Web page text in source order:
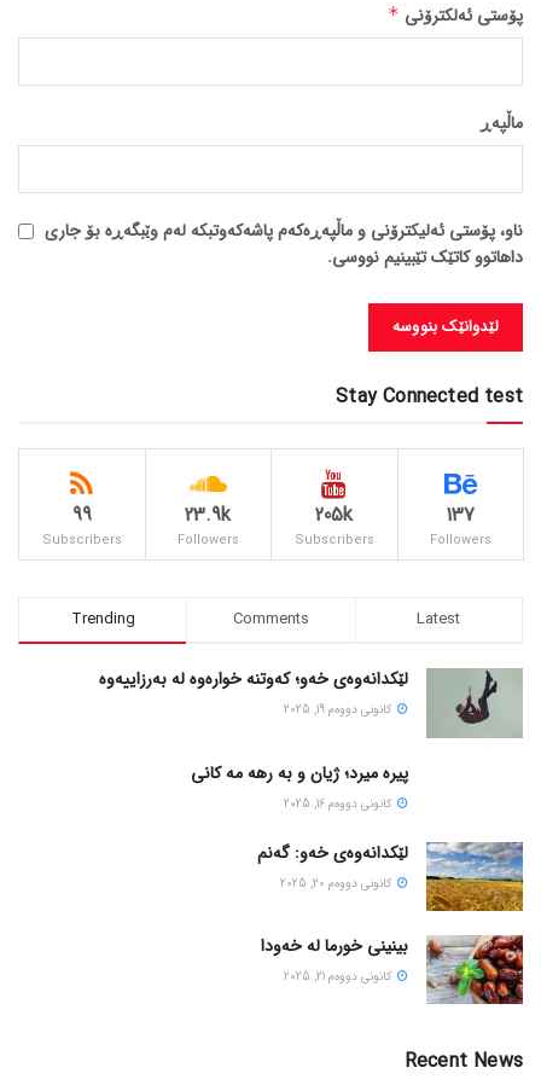
پۆستی ئەلکترۆنی *
ماڵپه‌ڕ
ناو، پۆستی ئەلیکترۆنی و ماڵپەڕەکەم پاشەکەوتبکە لەم وێبگەڕە بۆ جاری
داهاتوو کاتێک تێبینیم نووسی.
Stay Connected test
137
Followers
205k
Subscribers
23.9k
Followers
99
Subscribers
Trending Comments Latest
لێکدانەوەی خەو؛ کەوتنە خوارەوە لە بەرزاییەوە
كانونی دووه‌م 19, 2025
پیره میرد؛ ژیان و به رهه مه کانی
كانونی دووه‌م 16, 2025
لێکدانەوەی خەو: گەنم
كانونی دووه‌م 20, 2025
بینینی خورما لە خەودا
كانونی دووه‌م 21, 2025
Recent News